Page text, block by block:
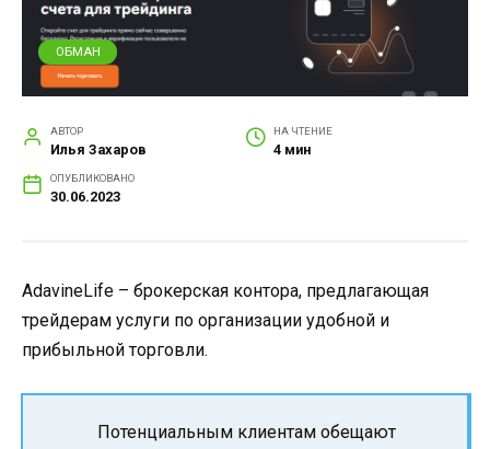
ОБМАН
АВТОР
Илья Захаров
НА ЧТЕНИЕ
4 мин
ОПУБЛИКОВАНО
30.06.2023
AdavineLife – брокерская контора, предлагающая
трейдерам услуги по организации удобной и
прибыльной торговли.
Потенциальным клиентам обещают